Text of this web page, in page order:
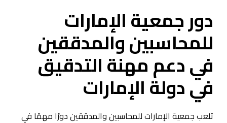
دور جمعية الإمارات
للمحاسبين والمدققين
في دعم مهنة التدقيق
في دولة الإمارات
تلعب جمعية الإمارات للمحاسبين والمدققين دورًا مهمًا في